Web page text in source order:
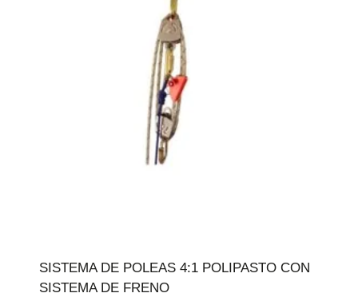
SISTEMA DE POLEAS 4:1 POLIPASTO CON
SISTEMA DE FRENO